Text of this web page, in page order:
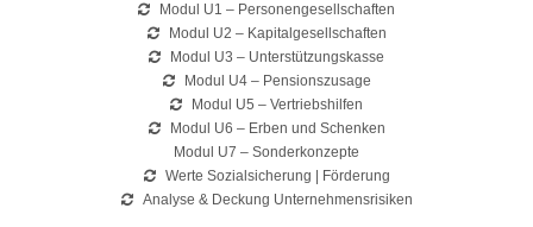
Modul U1 – Personengesellschaften
Modul U2 – Kapitalgesellschaften
Modul U3 – Unterstützungskasse
Modul U4 – Pensionszusage
Modul U5 – Vertriebshilfen
Modul U6 – Erben und Schenken
Modul U7 – Sonderkonzepte
Werte Sozialsicherung | Förderung
Analyse & Deckung Unternehmensrisiken